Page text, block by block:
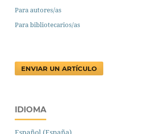
Para autores/as
Para bibliotecarios/as
ENVIAR UN ARTÍCULO
IDIOMA